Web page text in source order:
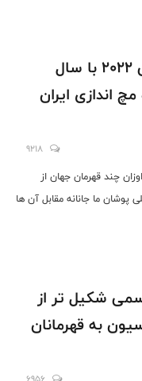
عزیزیان: سطح مسابقات آسیایی 2022 با سال
اندازی ایران
9218
چند قهرمان جهان از
ما جانانه مقابل آن ها
شکیل تر از
به قهرمانان